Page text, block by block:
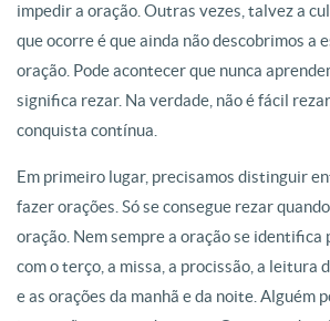
impedir a oração. Outras vezes, talvez a
que ocorre é que ainda não descobrimos a
oração. Pode acontecer que nunca
significa rezar. Na verdade, não é fácil
conquista contínua.
Em primeiro lugar, precisamos distinguir
fazer orações. Só se consegue rezar
oração. Nem sempre a oração se identifica
com o terço, a missa, a procissão, a leitura
e as orações da manhã e da noite. Alguém